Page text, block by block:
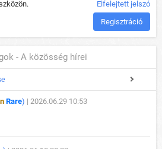
Elfelejtett jelszó
Regisztráció
- A közösség hírei
Rare) | 2026.06.29 10:53